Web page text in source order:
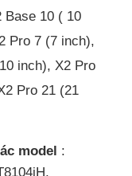
Base 10 ( 10
Pro 7 (7 inch),
inch), X2 Pro
Pro 21 (21
model :